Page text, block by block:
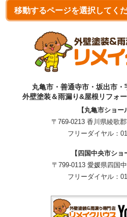
丸亀市・善通寺市・坂出市
外壁塗装＆雨漏り&屋根リフォ
【丸亀市ショー
〒769-0213 香川県綾歌
フリーダイヤル：
【四国中央市ショ
〒799-0113 愛媛県四国
フリーダイヤル：